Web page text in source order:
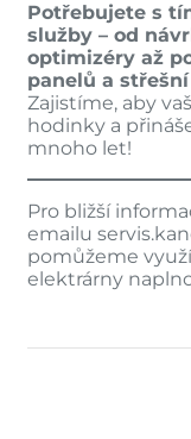
Potřebujete s
služby – od
optimizéry až
panelů a
Zajistíme, aby
hodinky a
mnoho let!
Pro bližší
emailu
pomůžeme
elektrárny